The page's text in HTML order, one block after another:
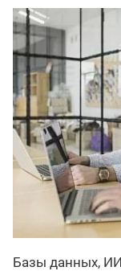
Базы данных,